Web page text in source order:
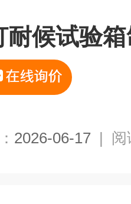
耐候试验
2026-06-17 | 阅